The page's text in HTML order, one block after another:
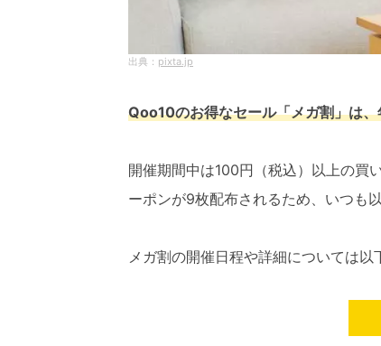
pixta.jp
Qoo10のお得なセール「メガ割」は
開催期間中は100円（税込）以上の買
ーポンが9枚配布されるため、いつも
メガ割の開催日程や詳細については以